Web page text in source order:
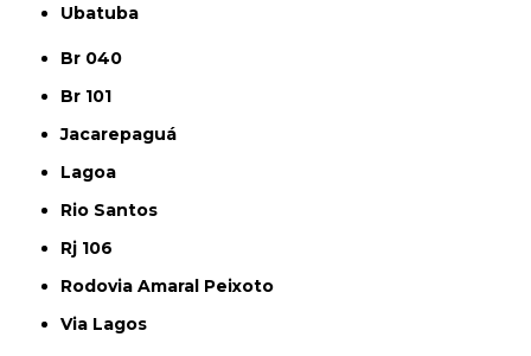
Ubatuba
Br 040
Br 101
Jacarepaguá
Lagoa
Rio Santos
Rj 106
Rodovia Amaral Peixoto
Via Lagos